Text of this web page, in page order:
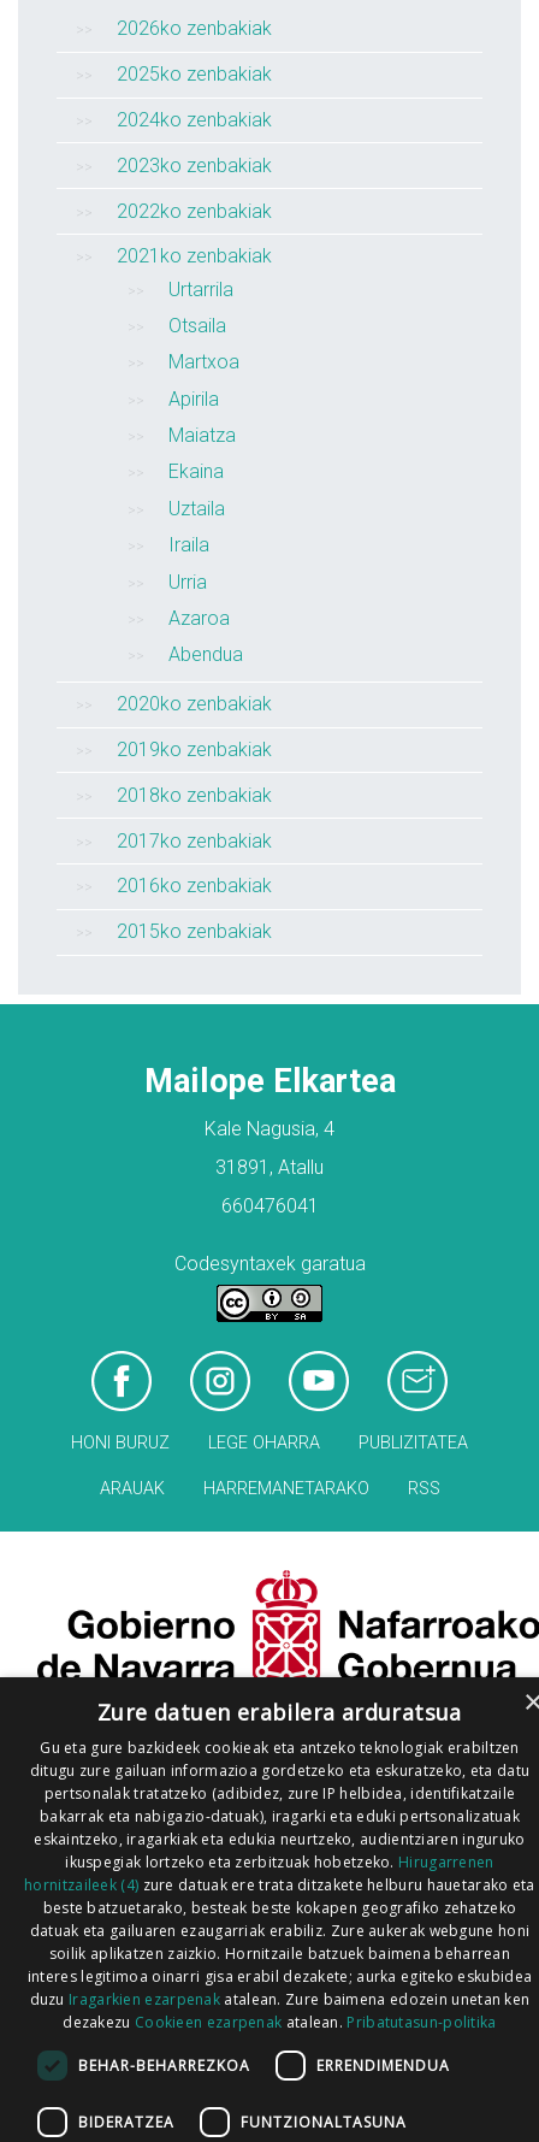
2026ko zenbakiak
2025ko zenbakiak
2024ko zenbakiak
2023ko zenbakiak
2022ko zenbakiak
2021ko zenbakiak
Urtarrila
Otsaila
Martxoa
Apirila
Maiatza
Ekaina
Uztaila
Iraila
Urria
Azaroa
Abendua
2020ko zenbakiak
2019ko zenbakiak
2018ko zenbakiak
2017ko zenbakiak
2016ko zenbakiak
2015ko zenbakiak
Mailope Elkartea
Kale Nagusia, 4
31891, Atallu
660476041
Codesyntaxek garatua
HONI BURUZ LEGE OHARRA PUBLIZITATEA
ARAUAK HARREMANETARAKO RSS
Zure datuen erabilera arduratsua
Gu eta gure bazkideek cookieak eta antzeko teknologiak erabiltzen
ditugu zure gailuan informazioa gordetzeko eta eskuratzeko, eta datu
pertsonalak tratatzeko (adibidez, zure IP helbidea, identifikatzaile
bakarrak eta nabigazio-datuak), iragarki eta eduki pertsonalizatuak
eskaintzeko, iragarkiak eta edukia neurtzeko, audientziaren inguruko
ikuspegiak lortzeko eta zerbitzuak hobetzeko. Hirugarrenen
hornitzaileek (4) zure datuak ere trata ditzakete helburu hauetarako eta
beste batzuetarako, besteak beste kokapen geografiko zehatzeko
datuak eta gailuaren ezaugarriak erabiliz. Zure aukerak webgune honi
soilik aplikatzen zaizkio. Hornitzaile batzuek baimena beharrean
interes legitimoa oinarri gisa erabil dezakete; aurka egiteko eskubidea
duzu Iragarkien ezarpenak atalean. Zure baimena edozein unetan ken
dezakezu Cookieen ezarpenak atalean. Pribatutasun-politika
BEHAR-BEHARREZKOA ERRENDIMENDUA
BIDERATZEA FUNTZIONALTASUNA